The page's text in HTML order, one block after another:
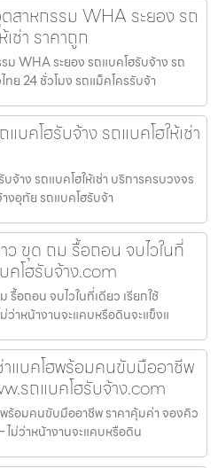
สาหกรรม WHA ระยอง รถ
ช่า ราคาถูก
WHA ระยอง รถแบคโฮรับจ้าง รถ
ทย 24 ชั่วโมง รถแม็คโครรับจ้า
บคโฮรับจ้าง รถแบคโฮให้เช่า
จ้าง รถแบคโฮให้เช่า บริการครบวงจร
งอุทัย รถแบคโฮรับจ้า
ขุด ถม รื้อถอน จบไวในที่
คโฮรับจ้าง.com
อถอน จบไวในที่เดียว เรียกใช้
าหน้างานจะแคบหรือดินจะแข็งแ
าแบคโฮพร้อมคนขับมืออาชีพ
รถแบคโฮรับจ้าง.com
พร้อมคนขับมืออาชีพ ราคาคุ้มค่า จองคิว
ม่ว่าหน้างานจะแคบหรือดิน